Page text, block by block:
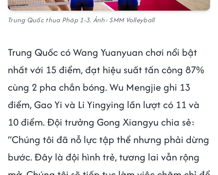
Trung Quốc thua Pháp 1-3. Ảnh: SMM Volleyball
Trung Quốc có Wang Yuanyuan chơi nổi bật
nhất với 15 điểm, đạt hiệu suất tấn công 87%
cùng 2 pha chắn bóng. Wu Mengjie ghi 13
điểm, Gao Yi và Li Yingying lần lượt có 11 và
10 điểm. Đội trưởng Gong Xiangyu chia sẻ:
“Chúng tôi đã nỗ lực tập thể nhưng phải dừng
bước. Đây là đội hình trẻ, tương lai vẫn rộng